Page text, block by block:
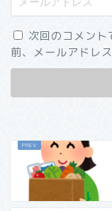
次回のコメン
前、メールアドレ